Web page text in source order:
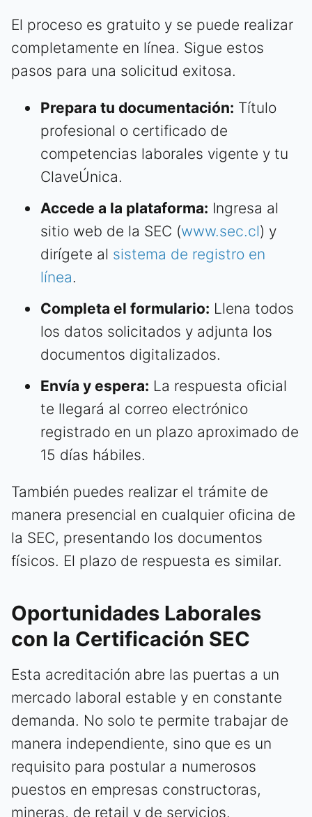
El proceso es gratuito y se puede realizar
completamente en línea. Sigue estos
pasos para una solicitud exitosa.
Prepara tu documentación: Título
profesional o certificado de
competencias laborales vigente y tu
ClaveÚnica.
Accede a la plataforma: Ingresa al
sitio web de la SEC (www.sec.cl) y
dirígete al sistema de registro en
línea.
Completa el formulario: Llena todos
los datos solicitados y adjunta los
documentos digitalizados.
Envía y espera: La respuesta oficial
te llegará al correo electrónico
registrado en un plazo aproximado de
15 días hábiles.
También puedes realizar el trámite de
manera presencial en cualquier oficina de
la SEC, presentando los documentos
físicos. El plazo de respuesta es similar.
Oportunidades Laborales
con la Certificación SEC
Esta acreditación abre las puertas a un
mercado laboral estable y en constante
demanda. No solo te permite trabajar de
manera independiente, sino que es un
requisito para postular a numerosos
puestos en empresas constructoras,
mineras, de retail y de servicios.